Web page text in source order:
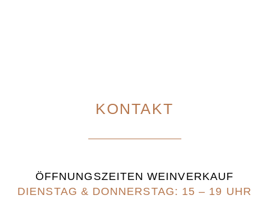
KONTAKT
ÖFFNUNGSZEITEN WEINVERKAUF
DIENSTAG & DONNERSTAG: 15 – 19 UHR